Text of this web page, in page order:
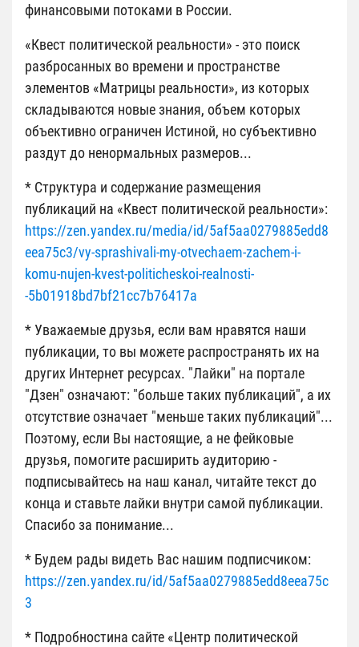
финансовыми потоками в России.
«Квест политической реальности» - это поиск
разбросанных во времени и пространстве
элементов «Матрицы реальности», из которых
складываются новые знания, объем которых
объективно ограничен Истиной, но субъективно
раздут до ненормальных размеров...
* Структура и содержание размещения
публикаций на «Квест политической реальности»:
https://zen.yandex.ru/media/id/5af5aa0279885edd8
eea75c3/vy-sprashivali-my-otvechaem-zachem-i-
komu-nujen-kvest-politicheskoi-realnosti-
-5b01918bd7bf21cc7b76417a
* Уважаемые друзья, если вам нравятся наши
публикации, то вы можете распространять их на
других Интернет ресурсах. "Лайки" на портале
"Дзен" означают: "больше таких публикаций", а их
отсутствие означает "меньше таких публикаций"...
Поэтому, если Вы настоящие, а не фейковые
друзья, помогите расширить аудиторию -
подписывайтесь на наш канал, читайте текст до
конца и ставьте лайки внутри самой публикации.
Спасибо за понимание...
* Будем рады видеть Вас нашим подписчиком:
https://zen.yandex.ru/id/5af5aa0279885edd8eea75c
3
* Подробностина сайте «Центр политической